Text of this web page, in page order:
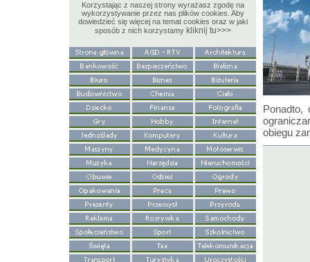
Ponadto,
obiegu
Korzystając z naszej strony wyrażasz zgodę na
wykorzystywanie przez nas plików cookies. Aby
dowiedzieć się więcej na temat cookies oraz w jaki
sposób z nich korzystamy kliknij tu>>>